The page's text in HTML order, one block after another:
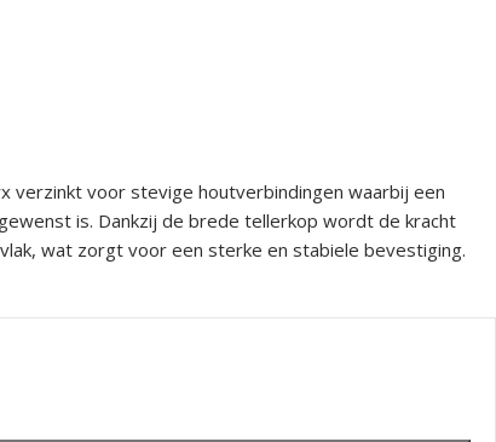
verzinkt voor stevige houtverbindingen waarbij een
is. Dankzij de brede tellerkop wordt de kracht
wat zorgt voor een sterke en stabiele bevestiging.